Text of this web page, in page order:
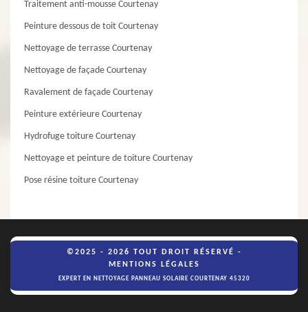
Traitement anti-mousse Courtenay
Peinture dessous de toit Courtenay
Nettoyage de terrasse Courtenay
Nettoyage de façade Courtenay
Ravalement de façade Courtenay
Peinture extérieure Courtenay
Hydrofuge toiture Courtenay
Nettoyage et peinture de toiture Courtenay
Pose résine toiture Courtenay
©2025 - 2026 TOUT DROIT RÉSERVÉ -
MENTIONS LÉGALES
EXPERT EN NETTOYAGE PANNEAU SOLAIRE COURTENAY 45320